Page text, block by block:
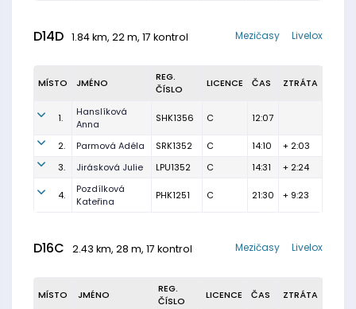
D14D 1.84 km, 22 m, 17 kontrol Livelox
Mezičasy
MÍSTO JMÉNO
REG.
ČÍSLO
LICENCE ČAS ZTRÁTA
1.
Hanslíková
Anna
SHK1356 C 12:07
2. Parmová Adéla SRK1352 C 14:10
+ 2:03
3.
Jirásková Julie LPU1352 C 14:31 + 2:24
4.
Pozdílková
Kateřina
PHK1251 C 21:30 + 9:23
D16C 2.43 km, 28 m, 17 kontrol Livelox
Mezičasy
MÍSTO JMÉNO
REG.
ČÍSLO
LICENCE ČAS ZTRÁTA